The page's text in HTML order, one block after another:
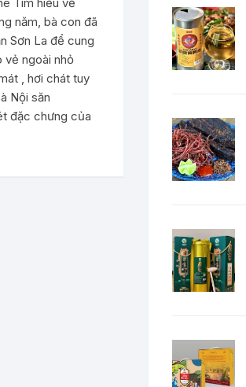
năm, bà con đã
Sơn La để cung
vẻ ngoài nhỏ
, hơi chát tuy
Nội săn
đặc chưng của